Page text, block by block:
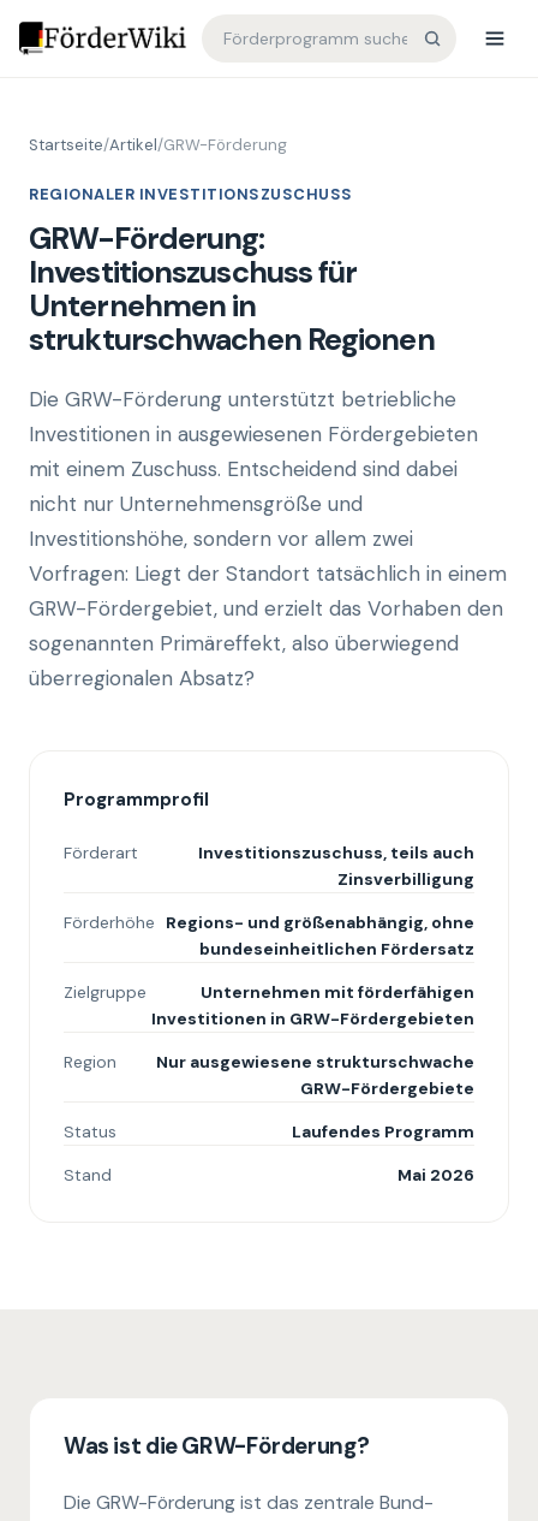
Startseite/Artikel/GRW-Förderung
REGIONALER INVESTITIONSZUSCHUSS
GRW-Förderung:
Investitionszuschuss für
Unternehmen in
strukturschwachen Regionen
Die GRW-Förderung unterstützt betriebliche
Investitionen in ausgewiesenen Fördergebieten
mit einem Zuschuss. Entscheidend sind dabei
nicht nur Unternehmensgröße und
Investitionshöhe, sondern vor allem zwei
Vorfragen: Liegt der Standort tatsächlich in einem
GRW-Fördergebiet, und erzielt das Vorhaben den
sogenannten Primäreffekt, also überwiegend
überregionalen Absatz?
Programmprofil
Förderart
Investitionszuschuss, teils auch
Zinsverbilligung
Förderhöhe
Regions- und größenabhängig, ohne
bundeseinheitlichen Fördersatz
Zielgruppe
Unternehmen mit förderfähigen
Investitionen in GRW-Fördergebieten
Region
Nur ausgewiesene strukturschwache
GRW-Fördergebiete
Status
Laufendes Programm
Stand
Mai 2026
Was ist die GRW-Förderung?
Die GRW-Förderung ist das zentrale Bund-